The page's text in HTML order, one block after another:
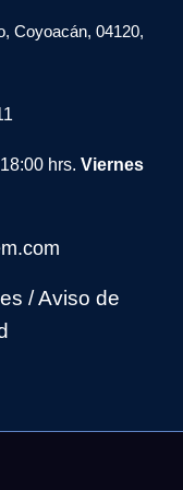
Coyoacán, 04120,
hrs. Viernes
/Aviso de